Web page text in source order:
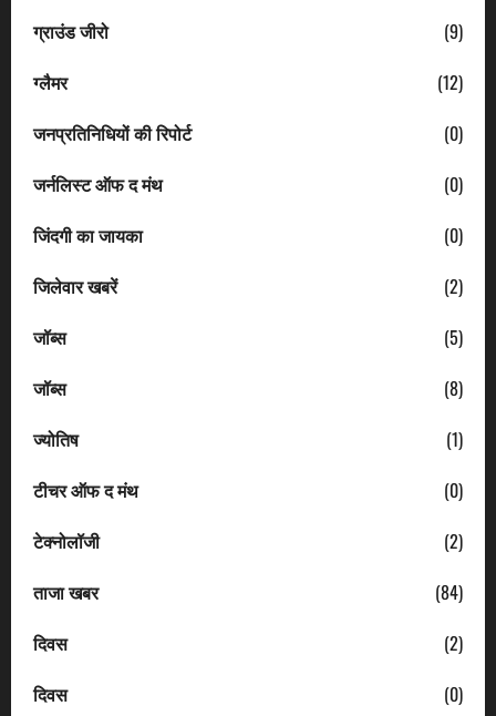
ग्राउंड जीरो
(9)
ग्लैमर
(12)
जनप्रतिनिधियों की रिपोर्ट
(0)
जर्नलिस्ट ऑफ द मंथ
(0)
जिंदगी का जायका
(0)
जिलेवार खबरें
(2)
जॉब्स
(5)
जॉब्स
(8)
ज्योतिष
(1)
टीचर ऑफ द मंथ
(0)
टेक्नोलॉजी
(2)
ताजा खबर
(84)
दिवस
(2)
दिवस
(0)